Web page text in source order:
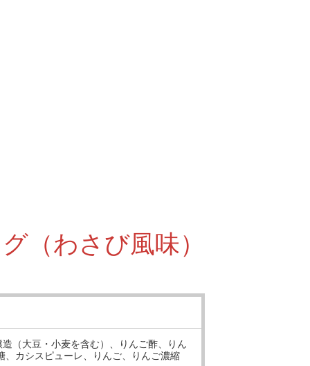
（わさび風味）
（大豆・小麦を含む）、りんご酢、りん
、カシスピューレ、りんご、りんご濃縮